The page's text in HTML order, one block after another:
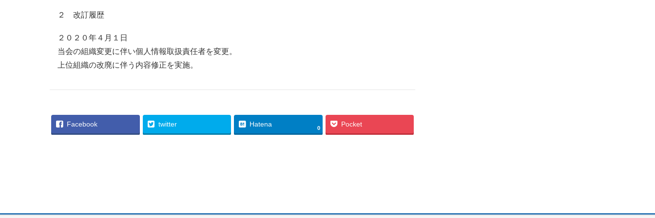
２ 改訂履歴
２０２０年４月１日
当会の組織変更に伴い個人情報取扱責任者を変更。
上位組織の改廃に伴う内容修正を実施。
Facebook twitter Hatena 0 Pocket